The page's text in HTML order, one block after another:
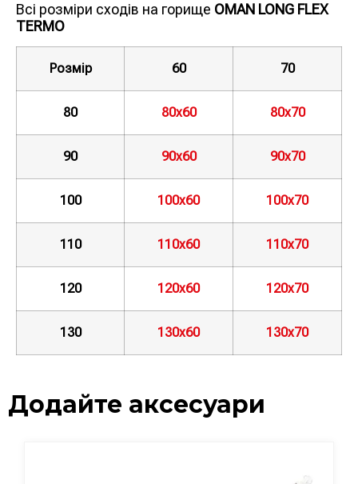
Всі розміри сходів на горище OMAN LONG FLEX
TERMO
Розмір 60 70
80 80х60 80х70
90 90х60 90х70
100 100х60 100х70
110 110х60 110х70
120 120х60 120х70
130 130х60 130х70
Додайте аксесуари